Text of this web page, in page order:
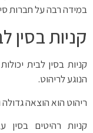
במידה רבה על חברות
קניות בסין
קניות בסין לבית
הנוגע לריהוט.
ריהוט הוא הוצאה
קניות רהיטים בסין